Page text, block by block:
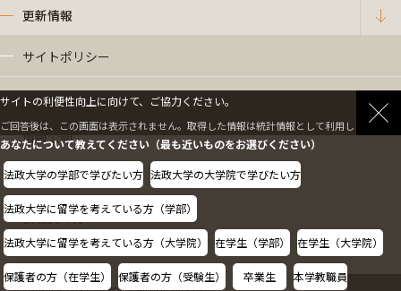
更新情報
サイトポリシー
プライバシーポリシー
情報公開
採用情報
教職員の方へ
サイトの利便性向上に向けて、ご協力ください。
ご回答後は、この画面は表示されません。取得した情報は統計情報として利用します。
あなたについて教えてください（最も近いものをお選びください）
法政大学の学部で学びたい方 法政大学の大学院で学びたい方
法政大学に留学を考えている方（学部）
法政大学に留学を考えている方（大学院） 在学生（学部） 在学生（大学院）
保護者の方（在学生） 保護者の方（受験生） 卒業生 本学教職員